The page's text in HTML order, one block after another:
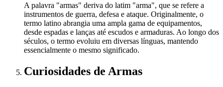
A palavra "armas" deriva do latim "arma", que se refere a
instrumentos de guerra, defesa e ataque. Originalmente, o
termo latino abrangia uma ampla gama de equipamentos,
desde espadas e lanças até escudos e armaduras. Ao longo dos
séculos, o termo evoluiu em diversas línguas, mantendo
essencialmente o mesmo significado.
Curiosidades de Armas